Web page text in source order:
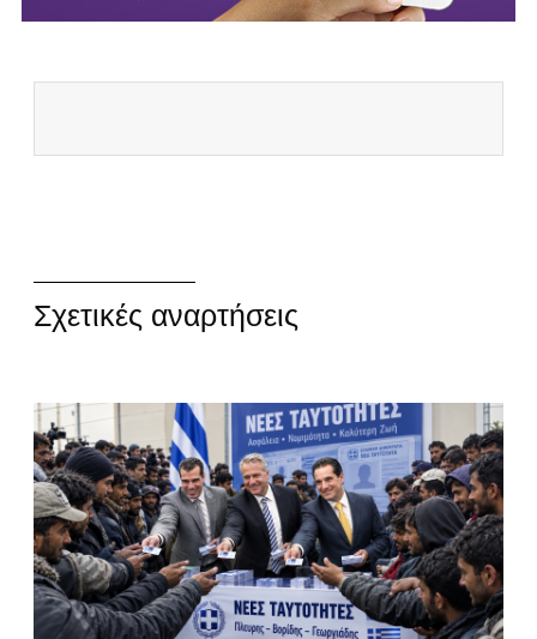
Σχετικές αναρτήσεις